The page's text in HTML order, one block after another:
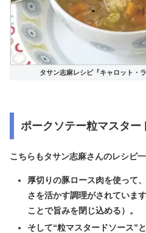
タサン志麻レシピ『キャロット・
ポークソテー粒マスター
こちらもタサン志麻さんのレシピ
厚切りの豚ロース肉を使って
さを活かす調理がされていま
ことで旨みを閉じ込める）。
そして“粒マスタードソース”